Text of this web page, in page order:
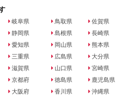
岐阜県
静岡県
愛知県
三重県
滋賀県
京都府
大阪府
鳥取県
島根県
岡山県
広島県
山口県
徳島県
香川県
佐賀県
長崎県
熊本県
大分県
宮崎県
鹿児島県
沖縄県